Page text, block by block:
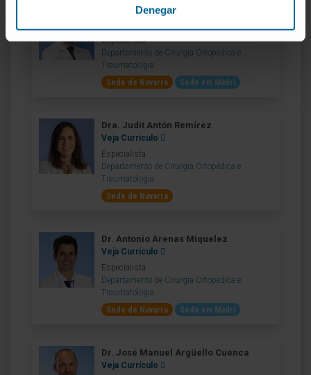
Denegar
Dr. Alejandro Almoguera Martínez
Especialista
Departamento de Cirurgia Ortopédica e
Traumatologia
Sede de Navarra
Sede em Madri
Dra. Judit Antón Remírez
Veja Currículo
Especialista
Departamento de Cirurgia Ortopédica e
Traumatologia
Sede de Navarra
Dr. Antonio Arenas Miquelez
Veja Currículo
Especialista
Departamento de Cirurgia Ortopédica e
Traumatologia
Sede de Navarra
Sede em Madri
Dr. José Manuel Argüello Cuenca
Veja Currículo